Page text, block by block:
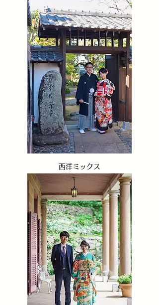
​西洋ミックス